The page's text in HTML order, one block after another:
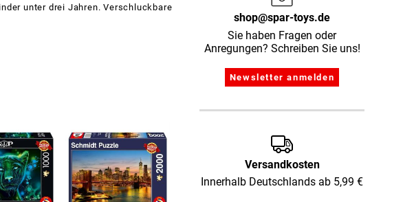
unter drei Jahren. Verschluckbare
shop@spar-toys.de
Sie haben Fragen oder
Anregungen? Schreiben Sie uns!
Versandkosten
Innerhalb Deutschlands ab 5,99 €